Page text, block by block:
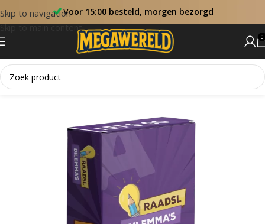
Skip to navigation
Skip to main content
Voor 15:00 besteld, morgen bezorgd
0
Home Fun & Games